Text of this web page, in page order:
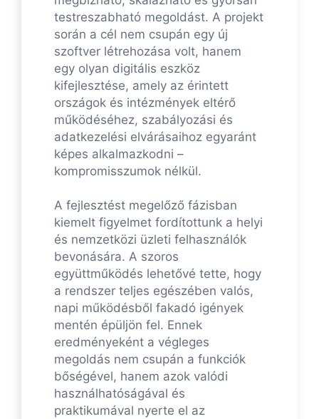
testreszabható megoldást. A projekt
során a cél nem csupán egy új
szoftver létrehozása volt, hanem
egy olyan digitális eszköz
kifejlesztése, amely az érintett
országok és intézmények eltérő
működéséhez, szabályozási és
adatkezelési elvárásaihoz egyaránt
képes alkalmazkodni –
kompromisszumok nélkül.
A fejlesztést megelőző fázisban
kiemelt figyelmet fordítottunk a helyi
és nemzetközi üzleti felhasználók
bevonására. A szoros
együttműködés lehetővé tette, hogy
a rendszer teljes egészében valós,
napi működésből fakadó igények
mentén épüljön fel. Ennek
eredményeként a végleges
megoldás nem csupán a funkciók
bőségével, hanem azok valódi
használhatóságával és
praktikumával nyerte el az